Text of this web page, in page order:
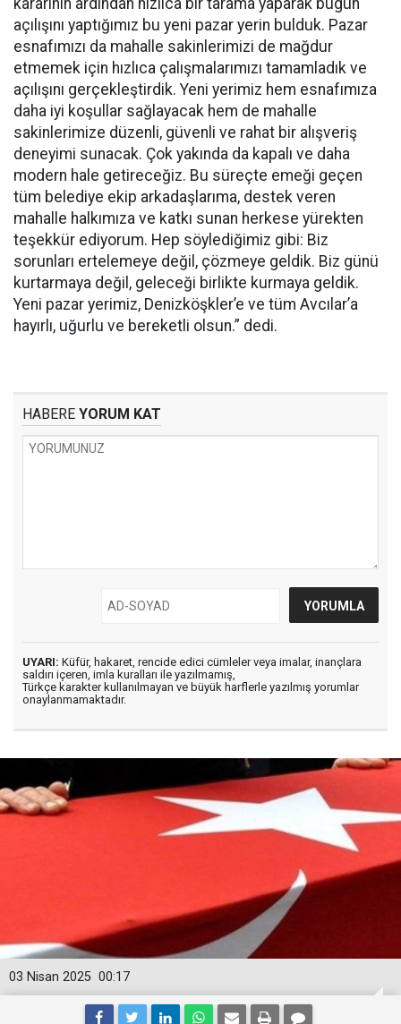
kararının ardından hızlıca bir tarama yaparak bugün
açılışını yaptığımız bu yeni pazar yerin bulduk. Pazar
esnafımızı da mahalle sakinlerimizi de mağdur
etmemek için hızlıca çalışmalarımızı tamamladık ve
açılışını gerçekleştirdik. Yeni yerimiz hem esnafımıza
daha iyi koşullar sağlayacak hem de mahalle
sakinlerimize düzenli, güvenli ve rahat bir alışveriş
deneyimi sunacak. Çok yakında da kapalı ve daha
modern hale getireceğiz. Bu süreçte emeği geçen
tüm belediye ekip arkadaşlarıma, destek veren
mahalle halkımıza ve katkı sunan herkese yürekten
teşekkür ediyorum. Hep söylediğimiz gibi: Biz
sorunları ertelemeye değil, çözmeye geldik. Biz günü
kurtarmaya değil, geleceği birlikte kurmaya geldik.
Yeni pazar yerimiz, Denizköşkler’e ve tüm Avcılar’a
hayırlı, uğurlu ve bereketli olsun.” dedi.
HABERE YORUM KAT
UYARI: Küfür, hakaret, rencide edici cümleler veya imalar, inançlara
saldırı içeren, imla kuralları ile yazılmamış,
Türkçe karakter kullanılmayan ve büyük harflerle yazılmış yorumlar
onaylanmamaktadır.
00:17
03 Nisan 2025